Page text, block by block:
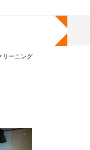
リーニング